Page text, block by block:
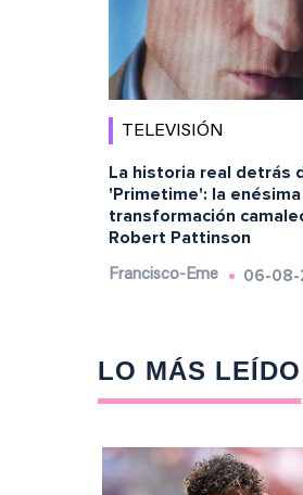
TELEVISIÓN
La historia real detrás
'Primetime': la enésima
transformación
Robert Pattinson
Francisco-Eme 06-08-
LO MÁS LEÍDO